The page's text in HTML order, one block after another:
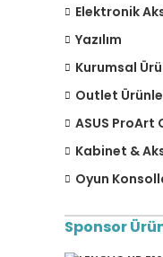
Elektronik
Yazılım
Kurumsal
Outlet
ASUS ProArt
Kabinet &
Oyun
Sponsor